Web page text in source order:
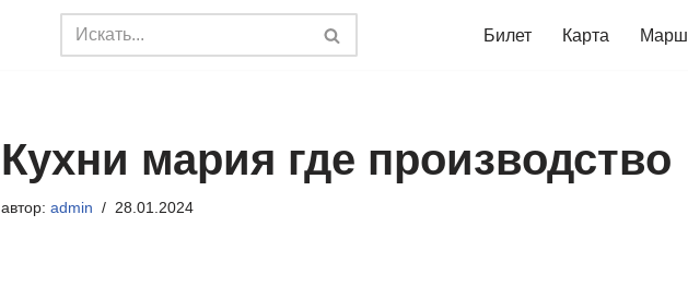
Билет Карта
Кухни мария где производство
автор: admin 28.01.2024